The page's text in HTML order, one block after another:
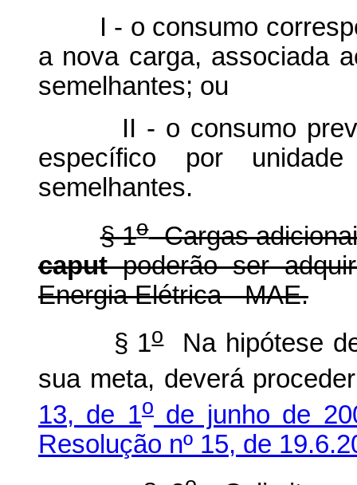
I - o consumo
a nova carga, associada
semelhantes; ou
II - o consumo
específico por
semelhantes.
§ 1oCargas
caputpoderão ser
Energia Elétrica - MAE.
§ 1oNa hipótese
sua meta, deverá
13, de 1ode junho de
Resolução nº 15, de